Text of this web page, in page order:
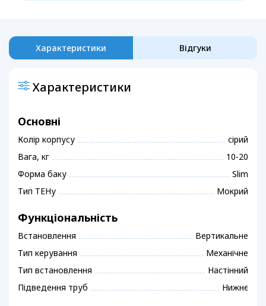
Характеристики Відгуки
Характеристики
Основні
Колір корпусу
сірий
Вага, кг
10-20
Форма баку
Slim
Тип ТЕНу
Мокрий
Функціональність
Встановлення
Вертикальне
Тип керування
Механічне
Тип встановлення
Настінний
Підведення труб
Нижнє